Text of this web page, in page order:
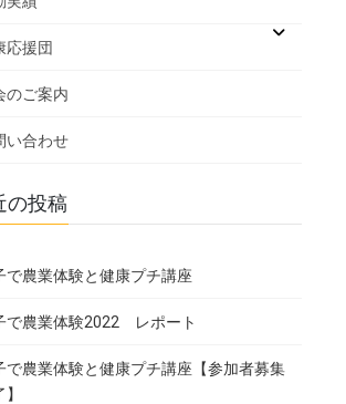
応援団
のご案内
い合わせ
の投稿
で農業体験と健康プチ講座
で農業体験2022 レポート
で農業体験と健康プチ講座【参加者募集